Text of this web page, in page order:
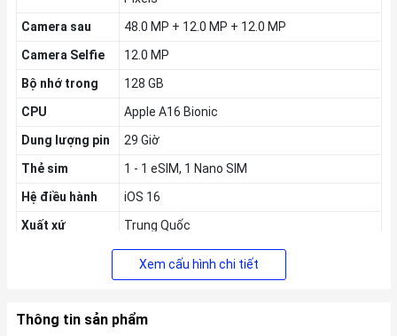
Camera sau
48.0 MP + 12.0 MP + 12.0 MP
Camera Selfie
12.0 MP
Bộ nhớ trong
128 GB
CPU
Apple A16 Bionic
Dung lượng pin
29 Giờ
Thẻ sim
1 - 1 eSIM, 1 Nano SIM
Hệ điều hành
iOS 16
Xuất xứ
Trung Quốc
09/2022
Xem cấu hình chi tiết
Thông tin sản phẩm